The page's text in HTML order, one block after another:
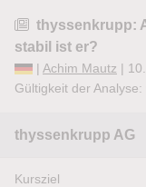
thyssenkrupp:
stabil ist er?
| Achim Mautz |
Gültigkeit der Analyse:
thyssenkrupp AG
Kursziel